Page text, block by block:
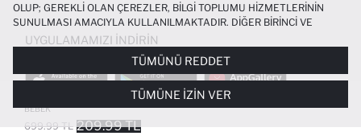
%100 PAMUK KISA KOLLU ELBISE KIZ
BEBEK
699.99 TL 209.99 TL
UYGULAMAMIZI İNDIRIN
POPÜLER KATEGORILER
OLUP; GEREKLI OLAN ÇEREZLER, BILGI TOPLUMU HIZMETLERININ
SUNULMASI AMACIYLA KULLANILMAKTADIR. DIĞER BIRINCI VE
ÜÇÜNCÜ TARAF ÇEREZLER ISE SIZE DAHA IYI BIR ALIŞVERIŞ
DENEYIMI SUNULABILMESI, SITEMIZIN DAHA IŞLEVSEL KILINMASI VE
KIŞISELLEŞTIRMESI VE AÇIK RIZA VERMENIZ HALINDE, SIZLERE
YÖNELIK PAZARLAMA FAALIYETLERININ YAPILMASI AMAÇLARIYLA
SINIRLI OLARAK KULLANILACAKTIR. ÇEREZLERE DAIR TERCIHLERINIZI
ÇEREZ TERCIHLERIPANELI ARACILIĞIYLA HER ZAMAN YÖNETEBILIR,
ÇEREZLERLE ILGILI DAHA DETAYLI BILGIYE
TÜMÜNÜ REDDET
TÜMÜNE İZIN VER